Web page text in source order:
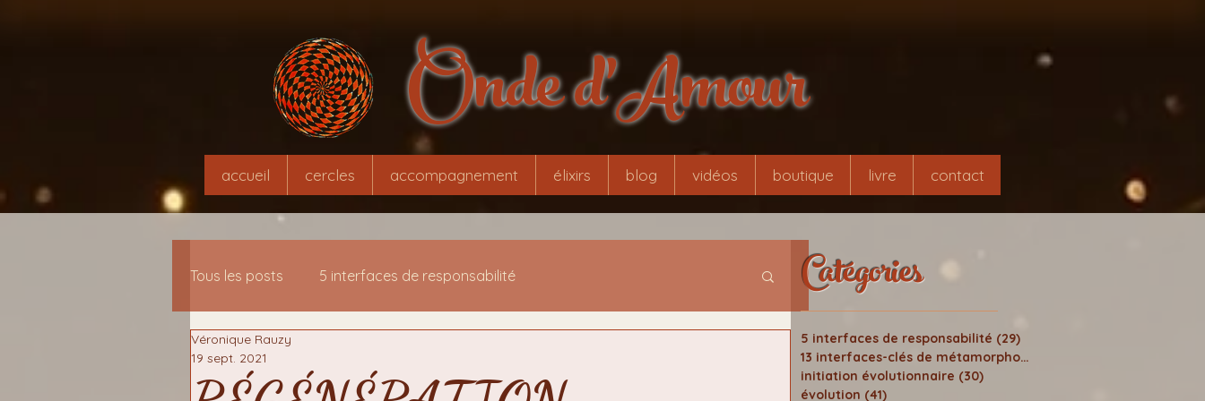
accueil cercles accompagnement élixirs blog vidéos boutique livre contact
Onde d'Amour
Tous les posts 5 interfaces de responsabilité
13 interfaces-clés de métamorphose
Véronique Rauzy
19 sept. 2021
Catégories
5 interfaces de responsabilité (29)
13 interfaces-clés de métamorphose
initiation évolutionnaire (30)
évolution (41)